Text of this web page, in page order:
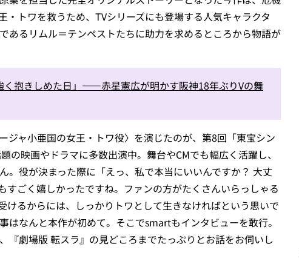
・トワを救うため、TVシリーズにも登場する人気キャラクタ
あるリムル＝テンペストたちに助力を求めるところから物語が
く抱きしめた日」――赤星憲広が明かす阪神18年ぶりVの舞
ジャ小亜国の女王・トワ役〉を演じたのが、第8回「東宝シン
の映画やドラマに多数出演中。舞台やCMでも幅広く活躍し、
。役が決まった際に「えっ、私で本当にいいんですか？ 大丈
すごく嬉しかったですね。ファンの方がたくさんいらっしゃる
けるからには、しっかりトワとして生きなければという思いで
はなんと本作が初めて。そこでsmartもインタビューを敢行。
『劇場版 転スラ』の見どころまでたっぷりとお話をお伺いし